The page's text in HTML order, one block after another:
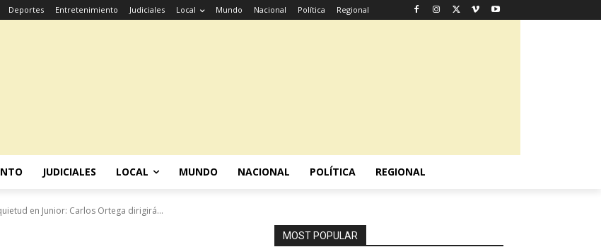
Deportes Entretenimiento Judiciales Local Mundo Nacional Política Regional
JUDICIALES LOCAL MUNDO NACIONAL POLÍTICA REGIONAL
en Junior: Carlos Ortega dirigirá...
MOST POPULAR